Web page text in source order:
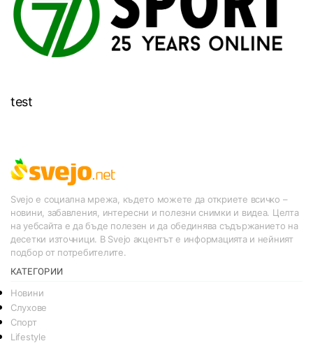
test
Svejo е социална мрежа, където можете да откриете всичко –
новини, забавления, интересни и полезни снимки и видеа. Целта
на уебсайта е да бъде полезен и да обединява съдържанието на
десетки източници. В Svejo акцентът е информацията и нейният
подбор от потребителите.
КАТЕГОРИИ
Новини
Слухове
Спорт
Lifestyle